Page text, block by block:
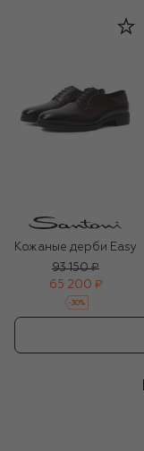
Кожаные дерби Easy
93 150 ₽
65 200 ₽
-30%